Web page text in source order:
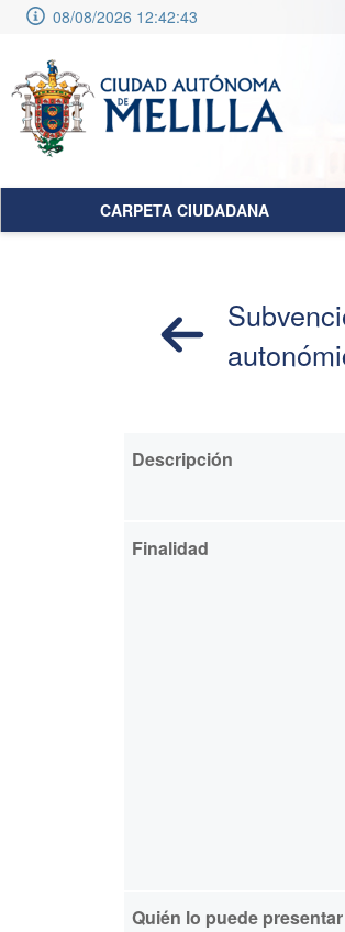
08/08/2026 12:42:44
CARPETA CIUDADANA
Descripción
Finalidad
Quién lo puede presentar